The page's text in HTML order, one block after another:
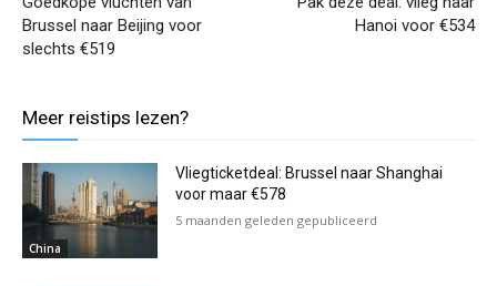
Brussel naar Beijing voor
slechts €519
Hanoi voor €534
Meer reistips lezen?
China
Vliegticketdeal: Brussel naar Shanghai
voor maar €578
5 maanden geleden gepubliceerd